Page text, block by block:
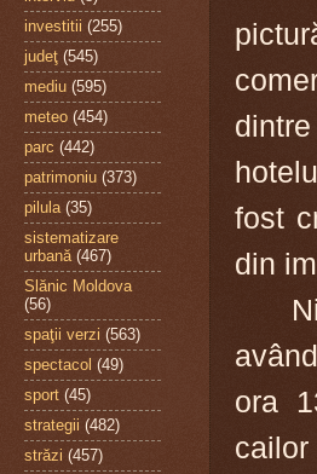
fost
din
ora
investitii (255)
judeţ (545)
mediu (595)
meteo (454)
parc (442)
patrimoniu (373)
pilula (35)
sistematizare
urbană (467)
Slănic Moldova
(56)
spaţii verzi (563)
spectacol (49)
sport (45)
strategii (482)
străzi (457)